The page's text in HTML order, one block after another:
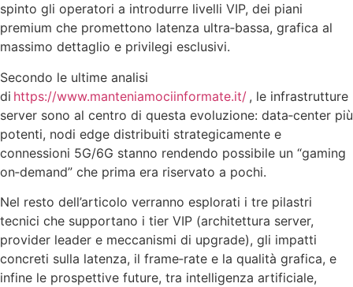
spinto gli operatori a introdurre livelli VIP, dei piani
premium che promettono latenza ultra‑bassa, grafica al
massimo dettaglio e privilegi esclusivi.
Secondo le ultime analisi
di https://www.manteniamociinformate.it/ , le infrastrutture
server sono al centro di questa evoluzione: data‑center più
potenti, nodi edge distribuiti strategicamente e
connessioni 5G/6G stanno rendendo possibile un “gaming
on‑demand” che prima era riservato a pochi.
Nel resto dell’articolo verranno esplorati i tre pilastri
tecnici che supportano i tier VIP (architettura server,
provider leader e meccanismi di upgrade), gli impatti
concreti sulla latenza, il frame‑rate e la qualità grafica, e
infine le prospettive future, tra intelligenza artificiale,